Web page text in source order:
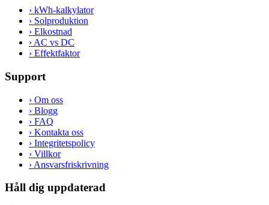
› kWh-kalkylator
› Solproduktion
› Elkostnad
› AC vs DC
› Effektfaktor
Support
› Om oss
› Blogg
› FAQ
› Kontakta oss
› Integritetspolicy
› Villkor
› Ansvarsfriskrivning
Håll dig uppdaterad